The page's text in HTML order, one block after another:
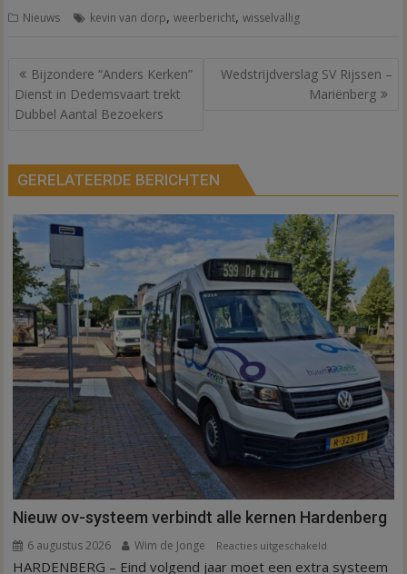
Nieuws kevin van dorp,weerbericht,wisselvallig
Bericht
navigatie
Bijzondere “Anders Kerken”
Dienst in Dedemsvaart trekt
Dubbel Aantal Bezoekers
Wedstrijdverslag SV Rijssen –
Mariënberg
GERELATEERDE BERICHTEN
Nieuw ov-systeem verbindt alle kernen Hardenberg
6 augustus 2026 Wim de Jonge Reacties uitgeschakeld
Nieuw
HARDENBERG – Eind volgend jaar moet een extra systeem